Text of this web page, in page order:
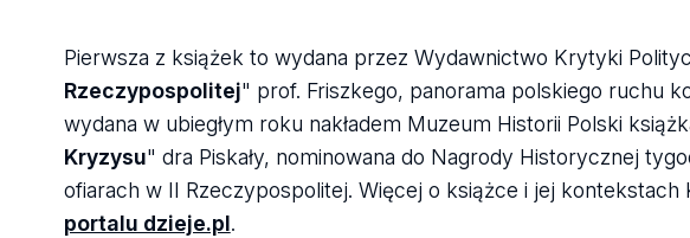
Pierwsza z książek to wydana przez Wydawnictwo Krytyki
Rzeczypospolitej" prof. Friszkego, panorama polskiego ruchu
wydana w ubiegłym roku nakładem Muzeum Historii Polski
Kryzysu" dra Piskały, nominowana do Nagrody Historycznej
ofiarach w II Rzeczypospolitej. Więcej o książce i jej kontekstach
portalu dzieje.pl.